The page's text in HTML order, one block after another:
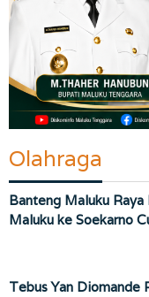
Olahraga
Banteng Maluku Raya
Maluku ke Soekarno
Tebus Yan Diomande